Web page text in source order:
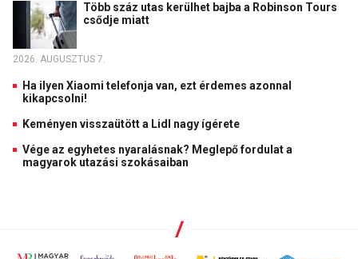
Több száz utas kerülhet bajba a Robinson Tours
csődje miatt
2026. AUGUSZTUS 7.
Ha ilyen Xiaomi telefonja van, ezt érdemes azonnal
kikapcsolni!
Keményen visszaütött a Lidl nagy ígérete
Vége az egyhetes nyaralásnak? Meglepő fordulat a
magyarok utazási szokásaiban